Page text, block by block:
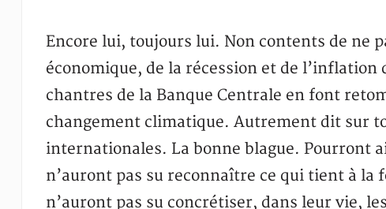
Encore lui, toujours lui. Non contents de ne
économique, de la récession et de l’inflation
chantres de la Banque Centrale en font
changement climatique. Autrement dit sur
internationales. La bonne blague. Pourront
n’auront pas su reconnaître ce qui tient à la
n’auront pas su concrétiser, dans leur vie,